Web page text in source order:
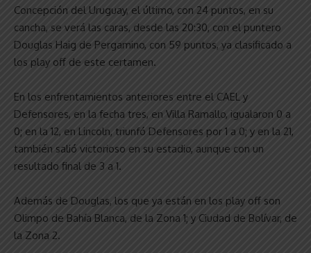
Concepción del Uruguay, el último, con 24 puntos, en su
cancha, se verá las caras, desde las 20:30, con el puntero
Douglas Haig de Pergamino, con 59 puntos, ya clasificado a
los play off de este certamen.
En los enfrentamientos anteriores entre el CAEL y
Defensores, en la fecha tres, en Villa Ramallo, igualaron 0 a
0; en la 12, en Lincoln, triunfó Defensores por 1 a 0; y en la 21,
también salió victorioso en su estadio, aunque con un
resultado final de 3 a 1.
Además de Douglas, los que ya están en los play off son
Olimpo de Bahía Blanca, de la Zona 1; y Ciudad de Bolívar, de
la Zona 2.